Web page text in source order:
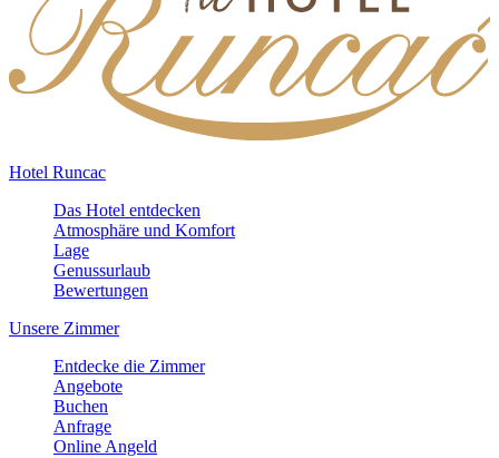
Hotel Runcac
Das Hotel entdecken
Atmosphäre und Komfort
Lage
Genussurlaub
Bewertungen
Unsere Zimmer
Entdecke die Zimmer
Angebote
Buchen
Anfrage
Online Angeld